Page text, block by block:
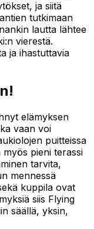
ja siitä
tutkimaan
lautta lähtee
vierestä.
ja ihastuttavia
elämyksen
vaan voi
puitteissa
pieni terassi
tarvita,
mennessä
kuppila ovat
siis Flying
säällä, yksin,